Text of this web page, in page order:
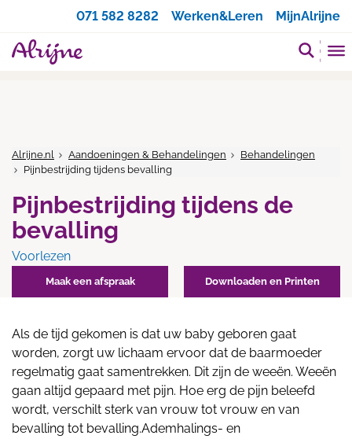
071 582 8282
Werken&Leren MijnAlrijne
Alrijne.nl Aandoeningen & Behandelingen
Behandelingen
Pijnbestrijding tijdens bevalling
Pijnbestrijding tijdens de
bevalling
Voorlezen
Maak een afspraak Downloaden en Printen
Als de tijd gekomen is dat uw baby geboren gaat
worden, zorgt uw lichaam ervoor dat de baarmoeder
regelmatig gaat samentrekken. Dit zijn de weeën. Weeën
gaan altijd gepaard met pijn. Hoe erg de pijn beleefd
wordt, verschilt sterk van vrouw tot vrouw en van
bevalling tot bevalling.Ademhalings- en